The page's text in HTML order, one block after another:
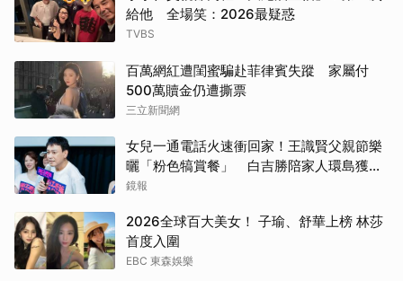
給他 全場笑：2026最疑惑
TVBS
百萬網紅遭閨蜜騙赴菲律賓失蹤 家屬付
500萬贖金仍遭撕票
三立新聞網
女兒一通電話火速衝回家！王識賢父親節樂
曬「粉色犒賞餐」 白吉勝陪家人環島獲封
「最狂老爸」
鏡報
2026全球百大美女！ 子瑜、舒華上榜 林莎
首度入圍
EBC 東森娛樂